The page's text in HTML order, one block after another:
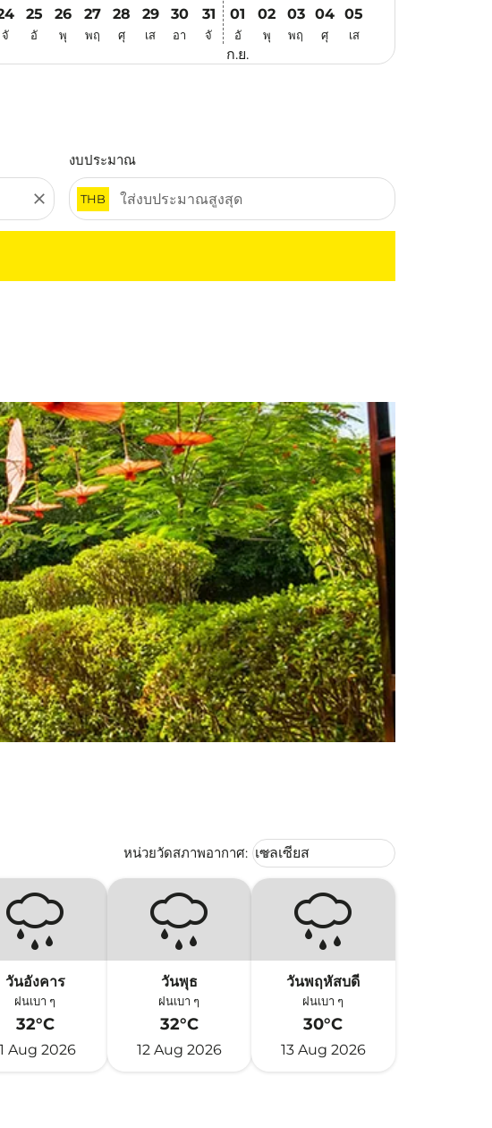
จั
25
อั
26
พุ
27
พฤ
28
ศุ
29
เส
30
อา
31
จั
01
อั
ก.ย.
02
พุ
03
พฤ
04
ศุ
05
เส
close
งบประมาณ
THB
หน่วยวัดสภาพอากาศ: Weather unit option เซลเซียส
เซลเซียส
keyboard_arrow_down
วันอังคาร
ฝนเบา ๆ
32°C
Aug 2026
วันพุธ
ฝนเบา ๆ
32°C
12 Aug 2026
วันพฤหัสบดี
ฝนเบา ๆ
30°C
13 Aug 2026